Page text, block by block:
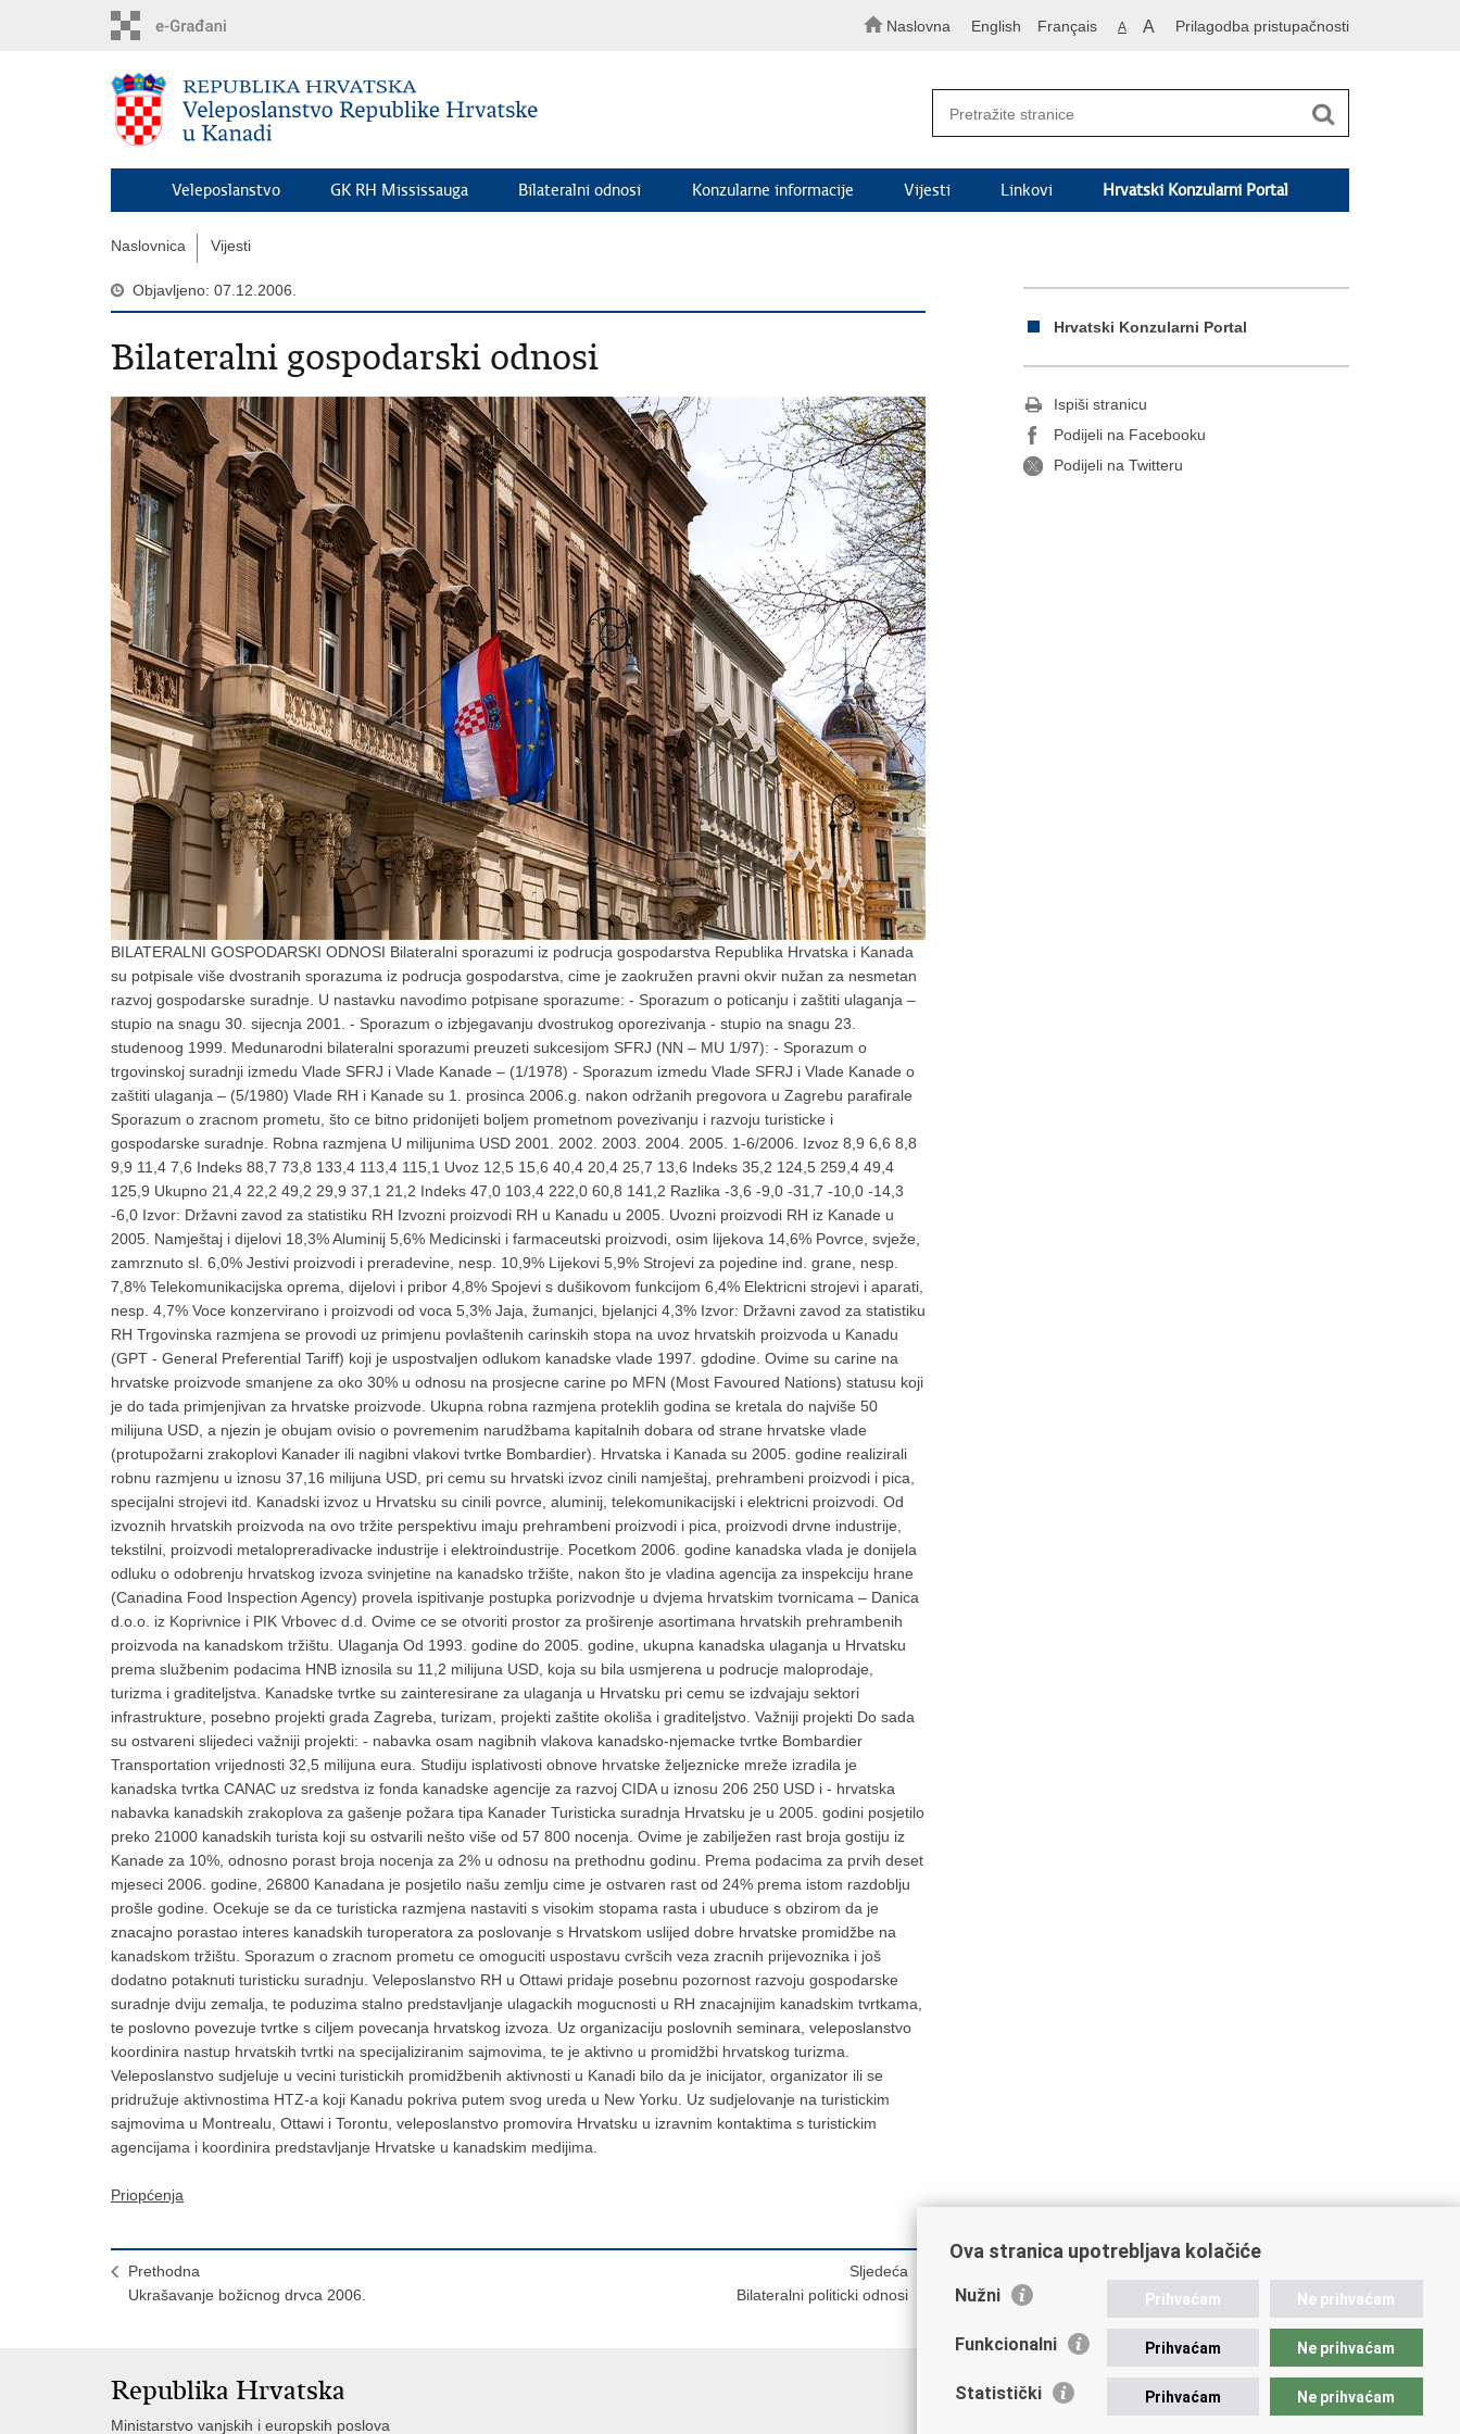
Naslovna English Français A A Prilagodba pristupačnosti
Veleposlanstvo GK RH Mississauga Bilateralni odnosi Konzularne informacije Vijesti Linkovi Hrvatski Konzularni Portal
Naslovnica Vijesti
Objavljeno: 07.12.2006.
Bilateralni gospodarski odnosi
BILATERALNI GOSPODARSKI ODNOSI Bilateralni sporazumi iz podrucja gospodarstva Republika Hrvatska i Kanada
su potpisale više dvostranih sporazuma iz podrucja gospodarstva, cime je zaokružen pravni okvir nužan za nesmetan
razvoj gospodarske suradnje. U nastavku navodimo potpisane sporazume: - Sporazum o poticanju i zaštiti ulaganja –
stupio na snagu 30. sijecnja 2001. - Sporazum o izbjegavanju dvostrukog oporezivanja - stupio na snagu 23.
studenoog 1999. Medunarodni bilateralni sporazumi preuzeti sukcesijom SFRJ (NN – MU 1/97): - Sporazum o
trgovinskoj suradnji izmedu Vlade SFRJ i Vlade Kanade – (1/1978) - Sporazum izmedu Vlade SFRJ i Vlade Kanade o
zaštiti ulaganja – (5/1980) Vlade RH i Kanade su 1. prosinca 2006.g. nakon održanih pregovora u Zagrebu parafirale
Sporazum o zracnom prometu, što ce bitno pridonijeti boljem prometnom povezivanju i razvoju turisticke i
gospodarske suradnje. Robna razmjena U milijunima USD 2001. 2002. 2003. 2004. 2005. 1-6/2006. Izvoz 8,9 6,6 8,8
9,9 11,4 7,6 Indeks 88,7 73,8 133,4 113,4 115,1 Uvoz 12,5 15,6 40,4 20,4 25,7 13,6 Indeks 35,2 124,5 259,4 49,4
125,9 Ukupno 21,4 22,2 49,2 29,9 37,1 21,2 Indeks 47,0 103,4 222,0 60,8 141,2 Razlika -3,6 -9,0 -31,7 -10,0 -14,3
-6,0 Izvor: Državni zavod za statistiku RH Izvozni proizvodi RH u Kanadu u 2005. Uvozni proizvodi RH iz Kanade u
2005. Namještaj i dijelovi 18,3% Aluminij 5,6% Medicinski i farmaceutski proizvodi, osim lijekova 14,6% Povrce, svježe,
zamrznuto sl. 6,0% Jestivi proizvodi i preradevine, nesp. 10,9% Lijekovi 5,9% Strojevi za pojedine ind. grane, nesp.
7,8% Telekomunikacijska oprema, dijelovi i pribor 4,8% Spojevi s dušikovom funkcijom 6,4% Elektricni strojevi i aparati,
nesp. 4,7% Voce konzervirano i proizvodi od voca 5,3% Jaja, žumanjci, bjelanjci 4,3% Izvor: Državni zavod za statistiku
RH Trgovinska razmjena se provodi uz primjenu povlaštenih carinskih stopa na uvoz hrvatskih proizvoda u Kanadu
(GPT - General Preferential Tariff) koji je uspostvaljen odlukom kanadske vlade 1997. gdodine. Ovime su carine na
hrvatske proizvode smanjene za oko 30% u odnosu na prosjecne carine po MFN (Most Favoured Nations) statusu koji
je do tada primjenjivan za hrvatske proizvode. Ukupna robna razmjena proteklih godina se kretala do najviše 50
milijuna USD, a njezin je obujam ovisio o povremenim narudžbama kapitalnih dobara od strane hrvatske vlade
(protupožarni zrakoplovi Kanader ili nagibni vlakovi tvrtke Bombardier). Hrvatska i Kanada su 2005. godine realizirali
robnu razmjenu u iznosu 37,16 milijuna USD, pri cemu su hrvatski izvoz cinili namještaj, prehrambeni proizvodi i pica,
specijalni strojevi itd. Kanadski izvoz u Hrvatsku su cinili povrce, aluminij, telekomunikacijski i elektricni proizvodi. Od
izvoznih hrvatskih proizvoda na ovo tržite perspektivu imaju prehrambeni proizvodi i pica, proizvodi drvne industrije,
tekstilni, proizvodi metalopreradivacke industrije i elektroindustrije. Pocetkom 2006. godine kanadska vlada je donijela
odluku o odobrenju hrvatskog izvoza svinjetine na kanadsko tržište, nakon što je vladina agencija za inspekciju hrane
(Canadina Food Inspection Agency) provela ispitivanje postupka porizvodnje u dvjema hrvatskim tvornicama – Danica
d.o.o. iz Koprivnice i PIK Vrbovec d.d. Ovime ce se otvoriti prostor za proširenje asortimana hrvatskih prehrambenih
proizvoda na kanadskom tržištu. Ulaganja Od 1993. godine do 2005. godine, ukupna kanadska ulaganja u Hrvatsku
prema službenim podacima HNB iznosila su 11,2 milijuna USD, koja su bila usmjerena u podrucje maloprodaje,
turizma i graditeljstva. Kanadske tvrtke su zainteresirane za ulaganja u Hrvatsku pri cemu se izdvajaju sektori
infrastrukture, posebno projekti grada Zagreba, turizam, projekti zaštite okoliša i graditeljstvo. Važniji projekti Do sada
su ostvareni slijedeci važniji projekti: - nabavka osam nagibnih vlakova kanadsko-njemacke tvrtke Bombardier
Transportation vrijednosti 32,5 milijuna eura. Studiju isplativosti obnove hrvatske željeznicke mreže izradila je
kanadska tvrtka CANAC uz sredstva iz fonda kanadske agencije za razvoj CIDA u iznosu 206 250 USD i - hrvatska
nabavka kanadskih zrakoplova za gašenje požara tipa Kanader Turisticka suradnja Hrvatsku je u 2005. godini posjetilo
preko 21000 kanadskih turista koji su ostvarili nešto više od 57 800 nocenja. Ovime je zabilježen rast broja gostiju iz
Kanade za 10%, odnosno porast broja nocenja za 2% u odnosu na prethodnu godinu. Prema podacima za prvih deset
mjeseci 2006. godine, 26800 Kanadana je posjetilo našu zemlju cime je ostvaren rast od 24% prema istom razdoblju
prošle godine. Ocekuje se da ce turisticka razmjena nastaviti s visokim stopama rasta i ubuduce s obzirom da je
znacajno porastao interes kanadskih turoperatora za poslovanje s Hrvatskom uslijed dobre hrvatske promidžbe na
kanadskom tržištu. Sporazum o zracnom prometu ce omoguciti uspostavu cvršcih veza zracnih prijevoznika i još
dodatno potaknuti turisticku suradnju. Veleposlanstvo RH u Ottawi pridaje posebnu pozornost razvoju gospodarske
suradnje dviju zemalja, te poduzima stalno predstavljanje ulagackih mogucnosti u RH znacajnijim kanadskim tvrtkama,
te poslovno povezuje tvrtke s ciljem povecanja hrvatskog izvoza. Uz organizaciju poslovnih seminara, veleposlanstvo
koordinira nastup hrvatskih tvrtki na specijaliziranim sajmovima, te je aktivno u promidžbi hrvatskog turizma.
Veleposlanstvo sudjeluje u vecini turistickih promidžbenih aktivnosti u Kanadi bilo da je inicijator, organizator ili se
pridružuje aktivnostima HTZ-a koji Kanadu pokriva putem svog ureda u New Yorku. Uz sudjelovanje na turistickim
sajmovima u Montrealu, Ottawi i Torontu, veleposlanstvo promovira Hrvatsku u izravnim kontaktima s turistickim
agencijama i koordinira predstavljanje Hrvatske u kanadskim medijima.
Priopćenja
Prethodna
Ukrašavanje božicnog drvca 2006.
Sljedeća
Bilateralni politicki odnosi
Hrvatski Konzularni Portal
Ispiši stranicu
Podijeli na Facebooku
Podijeli na Twitteru
Republika Hrvatska
Ministarstvo vanjskih i europskih poslova
Ova stranica upotrebljava kolačiće
Nužni Prihvaćam Ne prihvaćam
Funkcionalni Prihvaćam Ne prihvaćam
Statistički Prihvaćam Ne prihvaćam